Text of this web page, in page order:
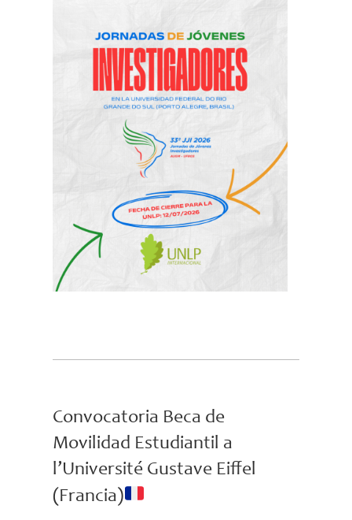
Convocatoria Beca de
Movilidad Estudiantil a
l’Université Gustave Eiffel
(Francia)